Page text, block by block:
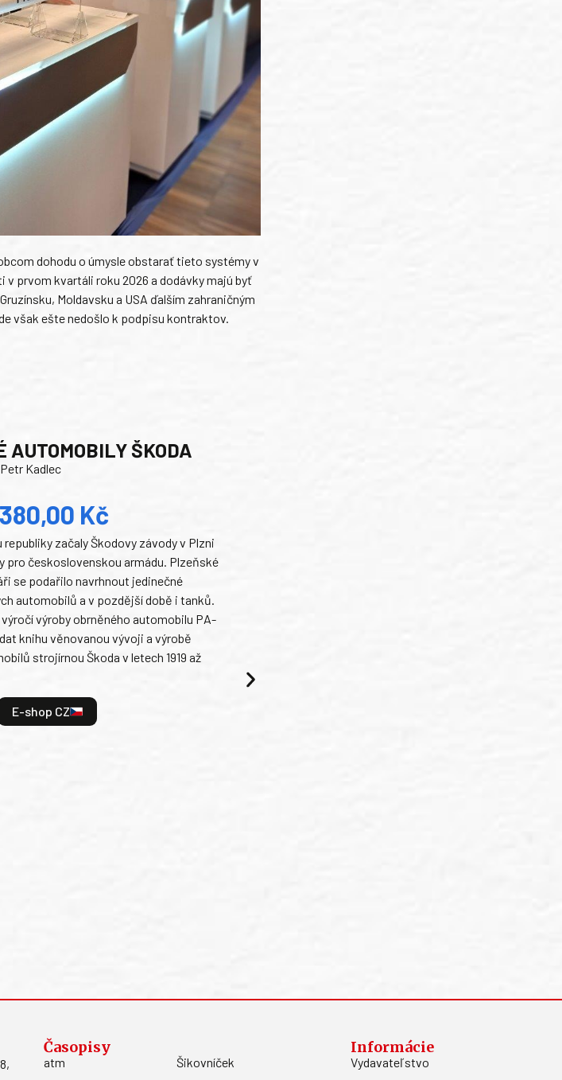
dohodu o úmysle obstarať tieto systémy v
v prvom kvartáli roku 2026 a dodávky majú byť
Moldavsku a USA ďalším zahraničným
však ešte nedošlo k podpisu kontraktov.
AUTOMOBILY ŠKODA
Kadlec
Kč
začaly Škodovy závody v Plzni
pro československou armádu. Plzeňské
se podařilo navrhnout jedinečné
automobilů a v pozdější době i tanků.
výroby obrněného automobilu PA-
knihu věnovanou vývoji a výrobě
strojírnou Škoda v letech 1919 až
E-shop CZ
Časopisy
atm
Šikovníček
Informácie
Vydavateľstvo